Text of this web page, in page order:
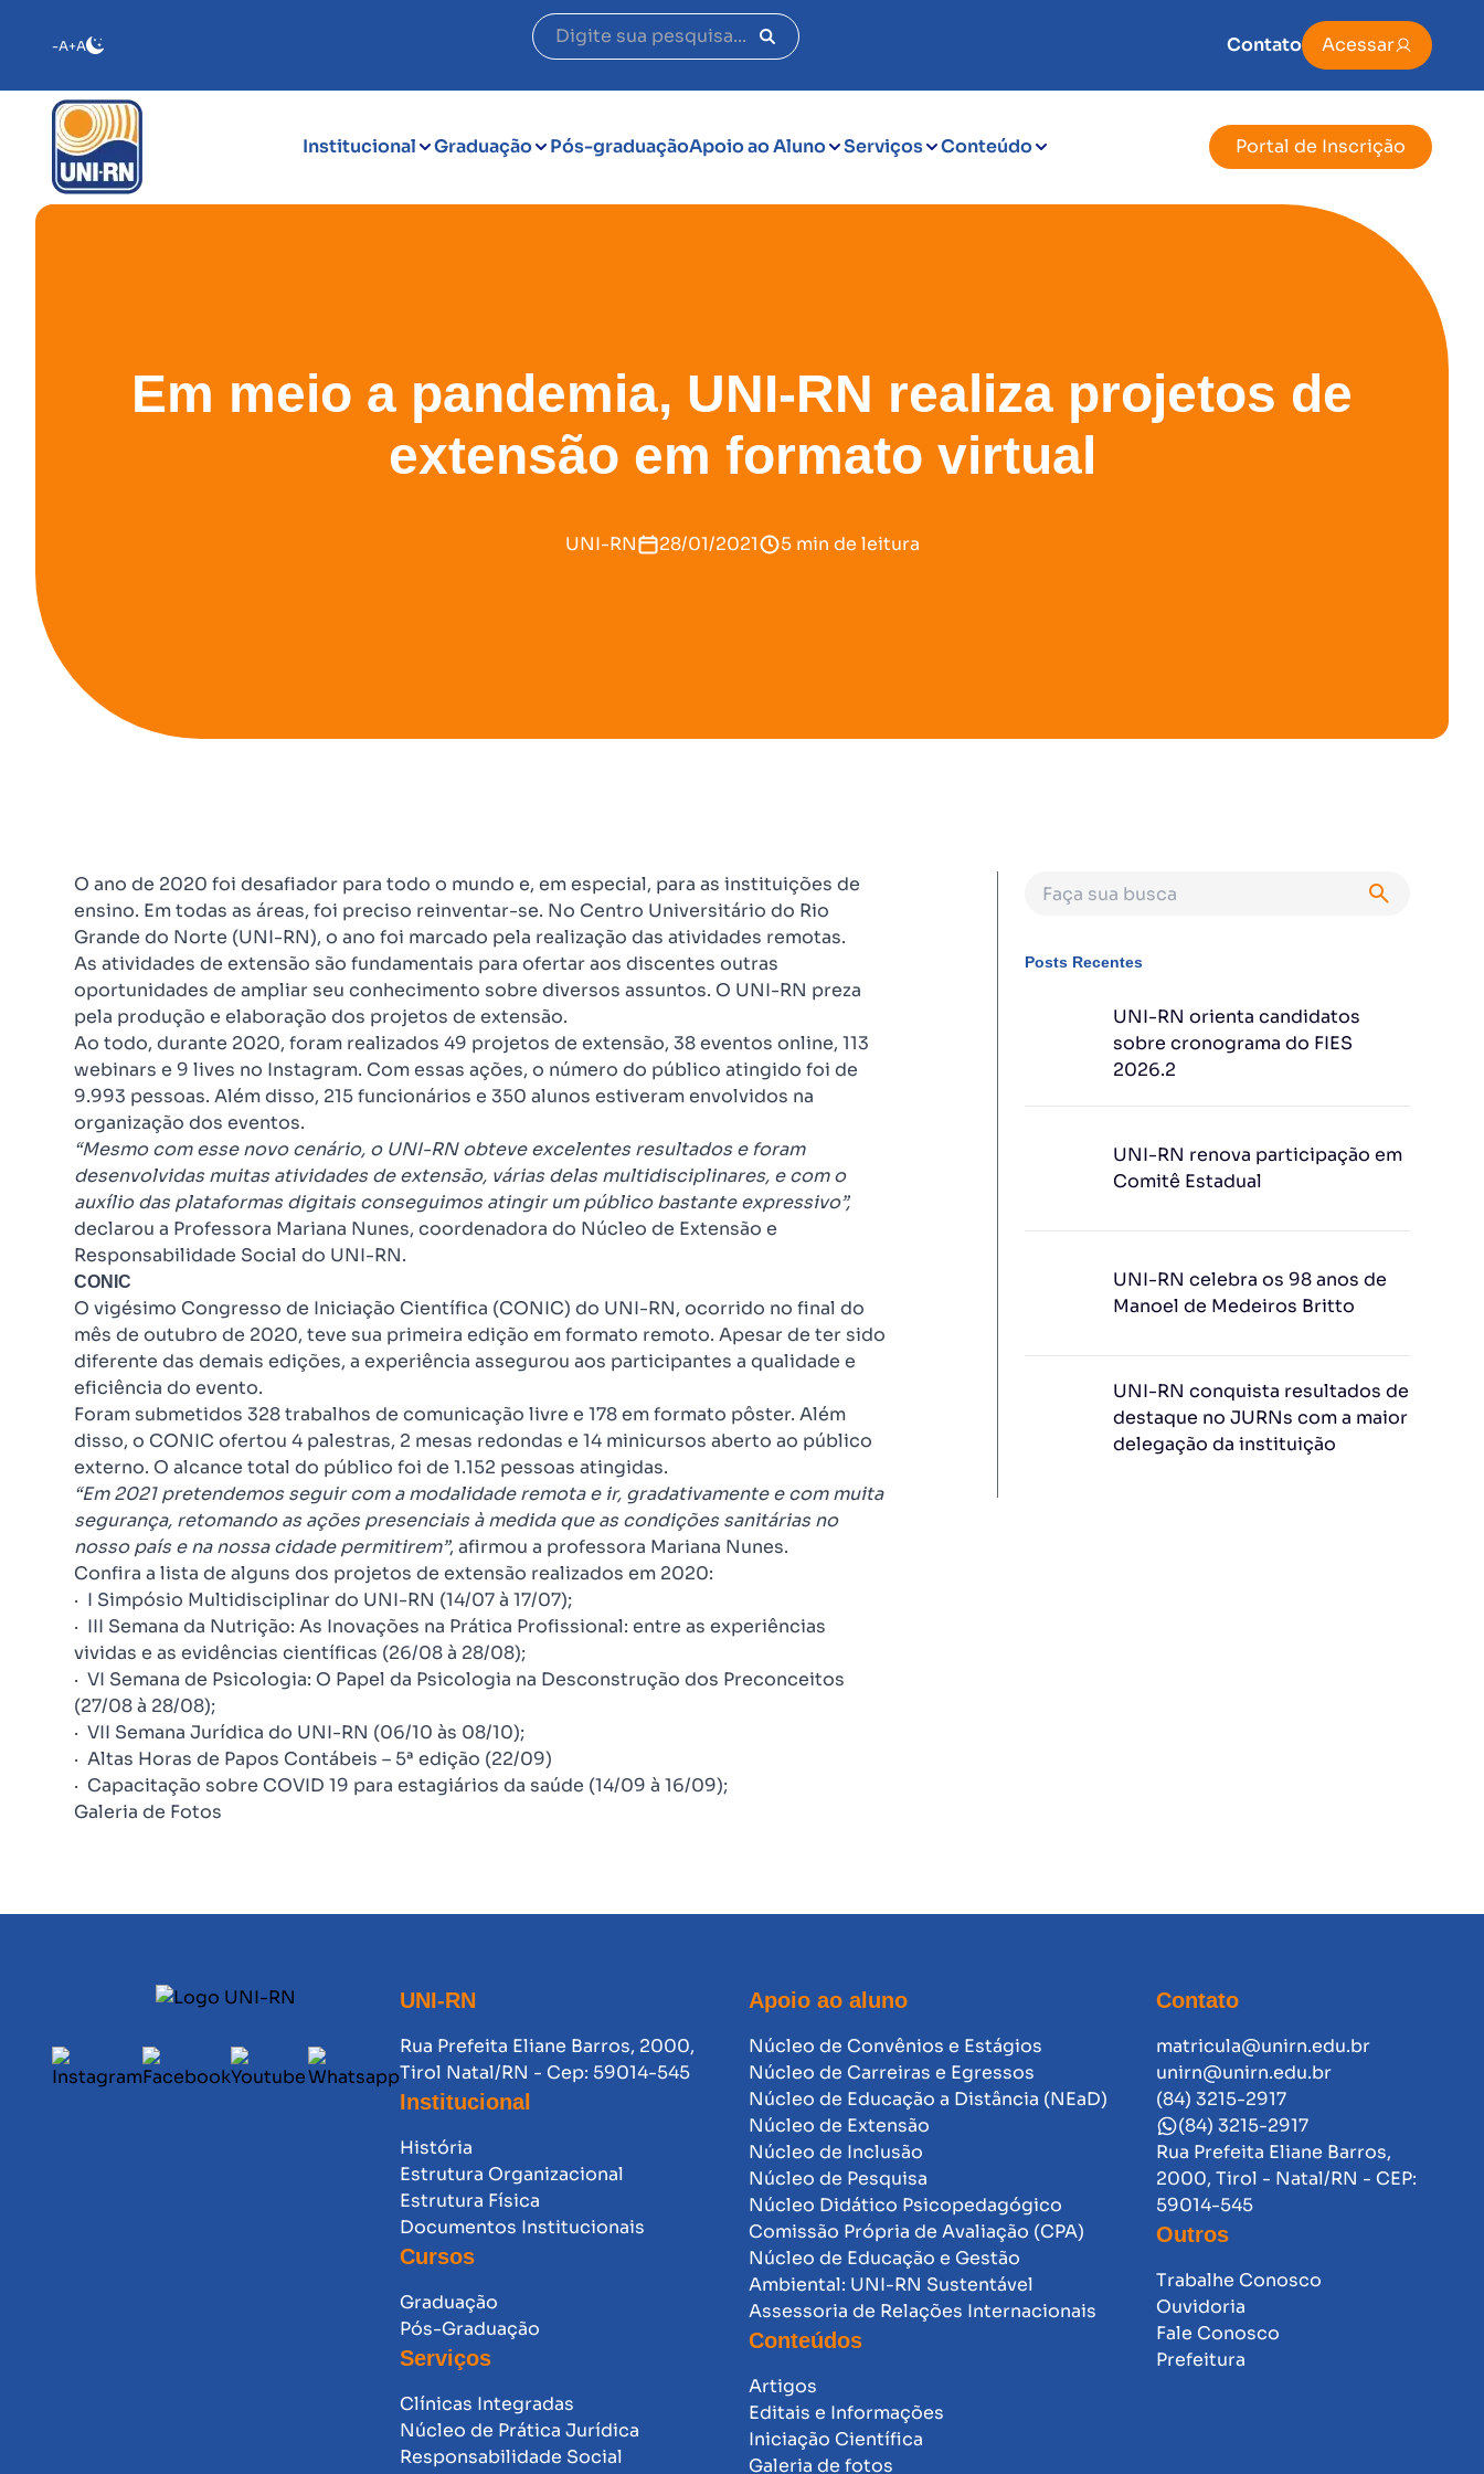
-A+A Contato Acessar
Institucional Graduação Pós-graduaçãoApoio ao Aluno Serviços Conteúdo Portal de Inscrição
Em meio a pandemia, UNI-RN realiza projetos de
extensão em formato virtual
UNI-RN 28/01/2021 5 min de leitura
O ano de 2020 foi desafiador para todo o mundo e, em especial, para as instituições de
ensino. Em todas as áreas, foi preciso reinventar-se. No Centro Universitário do Rio
Grande do Norte (UNI-RN), o ano foi marcado pela realização das atividades remotas.
As atividades de extensão são fundamentais para ofertar aos discentes outras
oportunidades de ampliar seu conhecimento sobre diversos assuntos. O UNI-RN preza
pela produção e elaboração dos projetos de extensão.
Ao todo, durante 2020, foram realizados 49 projetos de extensão, 38 eventos online, 113
webinars e 9 lives no Instagram. Com essas ações, o número do público atingido foi de
9.993 pessoas. Além disso, 215 funcionários e 350 alunos estiveram envolvidos na
organização dos eventos.
“Mesmo com esse novo cenário, o UNI-RN obteve excelentes resultados e foram
desenvolvidas muitas atividades de extensão, várias delas multidisciplinares, e com o
auxílio das plataformas digitais conseguimos atingir um público bastante expressivo”,
declarou a Professora Mariana Nunes, coordenadora do Núcleo de Extensão e
Responsabilidade Social do UNI-RN.
CONIC
O vigésimo Congresso de Iniciação Científica (CONIC) do UNI-RN, ocorrido no final do
mês de outubro de 2020, teve sua primeira edição em formato remoto. Apesar de ter sido
diferente das demais edições, a experiência assegurou aos participantes a qualidade e
eficiência do evento.
Foram submetidos 328 trabalhos de comunicação livre e 178 em formato pôster. Além
disso, o CONIC ofertou 4 palestras, 2 mesas redondas e 14 minicursos aberto ao público
externo. O alcance total do público foi de 1.152 pessoas atingidas.
“Em 2021 pretendemos seguir com a modalidade remota e ir, gradativamente e com muita
segurança, retomando as ações presenciais à medida que as condições sanitárias no
nosso país e na nossa cidade permitirem”, afirmou a professora Mariana Nunes.
Confira a lista de alguns dos projetos de extensão realizados em 2020:
· I Simpósio Multidisciplinar do UNI-RN (14/07 à 17/07);
· III Semana da Nutrição: As Inovações na Prática Profissional: entre as experiências
vividas e as evidências científicas (26/08 à 28/08);
· VI Semana de Psicologia: O Papel da Psicologia na Desconstrução dos Preconceitos
(27/08 à 28/08);
· VII Semana Jurídica do UNI-RN (06/10 às 08/10);
· Altas Horas de Papos Contábeis – 5ª edição (22/09)
· Capacitação sobre COVID 19 para estagiários da saúde (14/09 à 16/09);
Galeria de Fotos
Posts Recentes
UNI-RN orienta candidatos
sobre cronograma do FIES
2026.2
UNI-RN renova participação em
Comitê Estadual
UNI-RN celebra os 98 anos de
Manoel de Medeiros Britto
UNI-RN conquista resultados de
destaque no JURNs com a maior
delegação da instituição
UNI-RN
Rua Prefeita Eliane Barros, 2000,
Tirol Natal/RN - Cep: 59014-545
Institucional
História
Estrutura Organizacional
Estrutura Física
Documentos Institucionais
Cursos
Graduação
Pós-Graduação
Serviços
Clínicas Integradas
Núcleo de Prática Jurídica
Responsabilidade Social
Apoio ao aluno
Núcleo de Convênios e Estágios
Núcleo de Carreiras e Egressos
Núcleo de Educação a Distância (NEaD)
Núcleo de Extensão
Núcleo de Inclusão
Núcleo de Pesquisa
Núcleo Didático Psicopedagógico
Comissão Própria de Avaliação (CPA)
Núcleo de Educação e Gestão
Ambiental: UNI-RN Sustentável
Assessoria de Relações Internacionais
Conteúdos
Artigos
Editais e Informações
Iniciação Científica
Galeria de fotos
Contato
matricula@unirn.edu.br
unirn@unirn.edu.br
(84) 3215-2917
(84) 3215-2917
Rua Prefeita Eliane Barros,
2000, Tirol - Natal/RN - CEP:
59014-545
Outros
Trabalhe Conosco
Ouvidoria
Fale Conosco
Prefeitura